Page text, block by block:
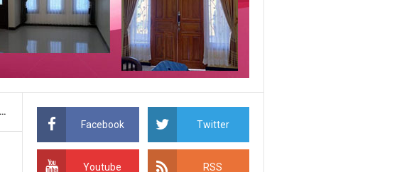
Facebook Twitter
Youtube RSS